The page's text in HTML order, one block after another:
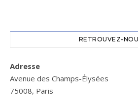
RETROUVEZ-
Adresse
Avenue des Champs-Élysées
75008, Paris